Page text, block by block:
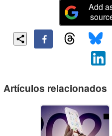
Add
Artículos relacionados